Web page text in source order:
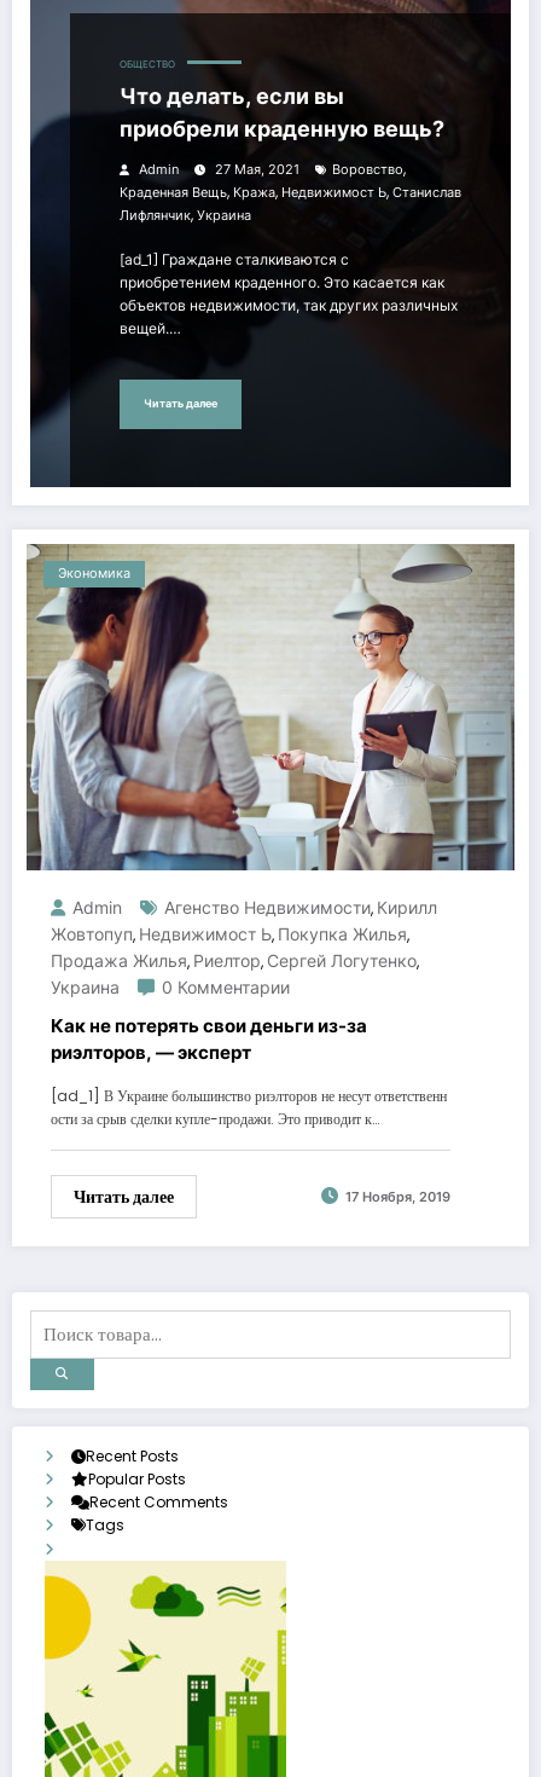
ОБЩЕСТВО
Что делать, если вы
приобрели краденную вещь?
Admin 27 Мая, 2021 Воровство,
Краденная Вещь, Кража, Недвижимост Ь, Станислав
Лифлянчик, Украина
[ad_1] Граждане сталкиваются с
приобретением краденного. Это касается как
объектов недвижимости, так других различных
вещей.…
Читать далее
Экономика
Admin Агенство Недвижимости, Кирилл
Жовтопуп, Недвижимост Ь, Покупка Жилья,
Продажа Жилья, Риелтор, Сергей Логутенко,
Украина
0 Комментарии
Как не потерять свои деньги из-за
риэлторов, — эксперт
[ad_1] В Украине большинство риэлторов не несут ответственн
ости за срыв сделки купле-продажи. Это приводит к…
Читать далее 17 Ноября, 2019
Recent Posts
Popular Posts
Recent Comments
Tags